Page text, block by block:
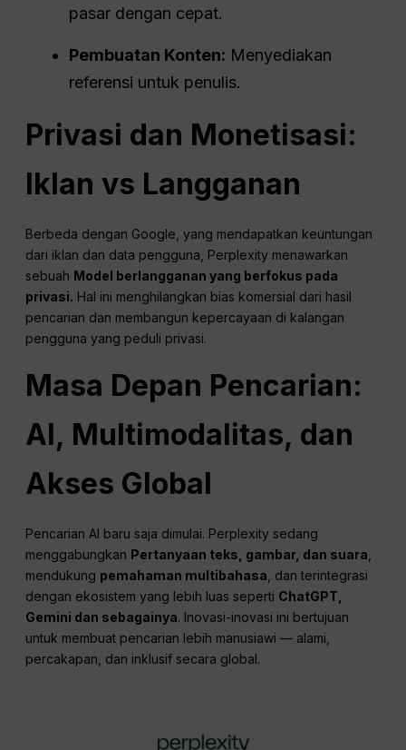
pasar dengan cepat.
Pembuatan Konten: Menyediakan
referensi untuk penulis.
Privasi dan Monetisasi:
Iklan vs Langganan
Berbeda dengan Google, yang mendapatkan keuntungan
dari iklan dan data pengguna, Perplexity menawarkan
sebuah Model berlangganan yang berfokus pada
privasi. Hal ini menghilangkan bias komersial dari hasil
pencarian dan membangun kepercayaan di kalangan
pengguna yang peduli privasi.
Masa Depan Pencarian:
AI, Multimodalitas, dan
Akses Global
Pencarian AI baru saja dimulai. Perplexity sedang
menggabungkan Pertanyaan teks, gambar, dan suara
mendukung pemahaman multibahasa , dan terintegrasi
dengan ekosistem yang lebih luas seperti ChatGPT
Gemini dan sebagainya. Inovasi-inovasi ini bertujuan
untuk membuat pencarian lebih manusiawi — alami,
percakapan, dan inklusif secara global.